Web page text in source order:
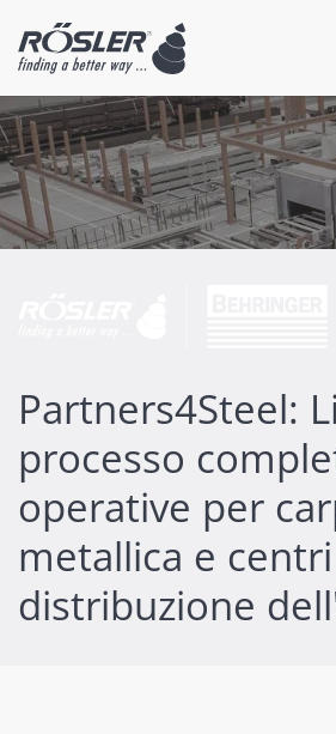
Partners4Steel:
processo
operative per
metallica e
distribuzione